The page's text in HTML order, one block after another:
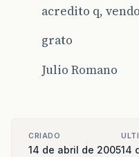
acredito q,
grato
Julio Romano
CRIADO
14 de abril de 200514